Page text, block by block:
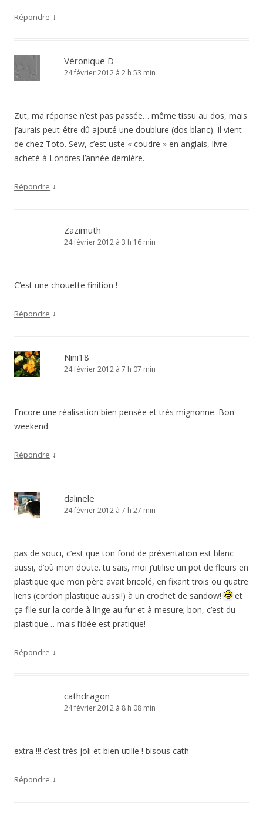
Répondre ↓
Véronique D
24 février 2012 à 2 h 53 min
Zut, ma réponse n’est pas passée… même tissu au dos, mais
j’aurais peut-être dû ajouté une doublure (dos blanc). Il vient
de chez Toto. Sew, c’est uste « coudre » en anglais, livre
acheté à Londres l’année dernière.
Répondre ↓
Zazimuth
24 février 2012 à 3 h 16 min
C’est une chouette finition !
Répondre ↓
Nini18
24 février 2012 à 7 h 07 min
Encore une réalisation bien pensée et très mignonne. Bon
weekend.
Répondre ↓
dalinele
24 février 2012 à 7 h 27 min
pas de souci, c’est que ton fond de présentation est blanc
aussi, d’où mon doute. tu sais, moi j’utilise un pot de fleurs en
plastique que mon père avait bricolé, en fixant trois ou quatre
liens (cordon plastique aussi!) à un crochet de sandow!
et
ça file sur la corde à linge au fur et à mesure; bon, c’est du
plastique… mais l’idée est pratique!
Répondre ↓
cathdragon
24 février 2012 à 8 h 08 min
extra !!! c’est très joli et bien utilie ! bisous cath
Répondre ↓